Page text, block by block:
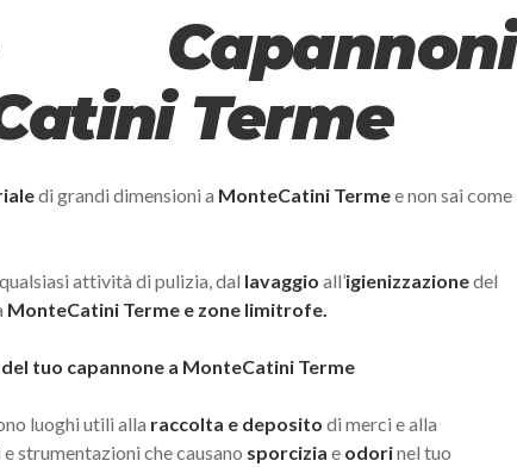
Capannoni
Terme
di grandi dimensioni a MonteCatini Termee non sai come
attività di pulizia, dal lavaggio all’igienizzazionedel
MonteCatini Terme e zone limitrofe.
tuo capannone a MonteCatini Terme
luoghi utili alla raccolta e deposito di merci e alla
strumentazioni che causano sporcizia e odorinel tuo